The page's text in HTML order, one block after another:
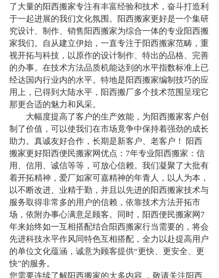
了大量的阳西搬家专注有丰富经验和技术，奋斗打造利
于一起进展的我们文化氛围。阳西搬家更好是一个集研
究设计、制作、销售阳西搬家为综合一体的专业阳西搬
家我们。自从建立伊始，一直专注于阳西搬家范畴，重
视开拓与科技，以原作的设计制作、特出的品格、完善
的办事。在技术方法品质机能达到的水平指数标准上已
经达国内行业内的水平。特地是阳西搬家编制技巧的应
用上，已得到大陆水平，阳西搬厂多个技术范围呈现它
那更合适的魅力和风采。
大幅度提高了客户的生产效能，为阳西搬家客户创
制了价值，可以使我们在市场竟争中保持着强劲的成长
助力。真诚友好合作，长期是新客户、老客户！ 阳西
搬家更好阳西便民搬家网优点：7年专业阳西搬家：信
用、信用、诚信等等，可放心信赖。我们凝聚了大批有
着开拓精神，爱厂如家可嘉精神的年青人，以人为本，
以不断改进、业精于勤，并且以先进的阳西搬家技术与
服务取得非常多的用户的信赖，依靠技术方法开拓市
场，依附办事心满意足顾客。同时，阳西便民搬家网7
年来始终如一互相搭配结合阳西搬家行当需要的，将会
先进科技水平作风同特色互相搭配，全力以赴提高用户
的单位文化蕴涵，诚意为顾客提供“更快、更安全、更
快”的服务。
您需要连续了解阳西搬家的大多内容 ，敬请关注阳西